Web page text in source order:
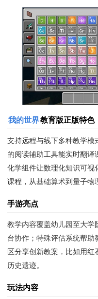
我的世界教育版正版特色
支持远程与线下多种教学模
的阅读辅助工具能实时翻译
化学组件让数理化知识可视
课程，从基础算术到量子物
手游亮点
教学内容覆盖幼儿园至大学
台协作；特殊评估系统帮助
区分享创新教案，比如用
历史遗迹。
玩法内容